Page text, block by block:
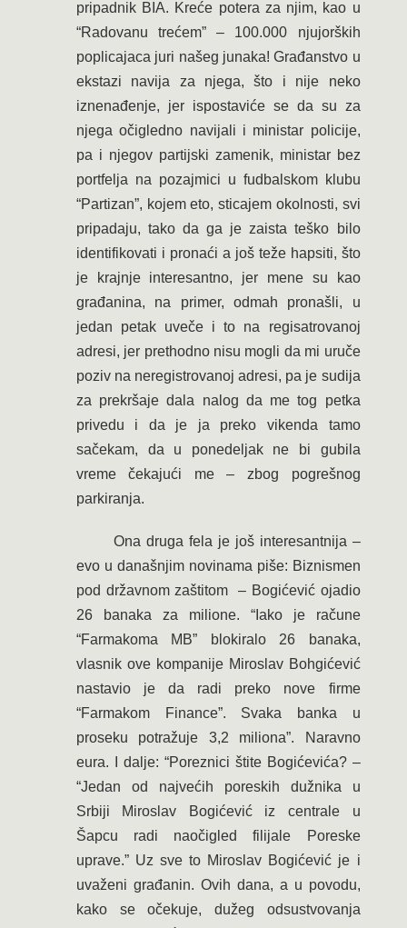
pripadnik BIA. Kreće potera za njim, kao u
“Radovanu trećem” – 100.000 njujorških
poplicajaca juri našeg junaka! Građanstvo u
ekstazi navija za njega, što i nije neko
iznenađenje, jer ispostaviće se da su za
njega očigledno navijali i ministar policije,
pa i njegov partijski zamenik, ministar bez
portfelja na pozajmici u fudbalskom klubu
“Partizan”, kojem eto, sticajem okolnosti, svi
pripadaju, tako da ga je zaista teško bilo
identifikovati i pronaći a još teže hapsiti, što
je krajnje interesantno, jer mene su kao
građanina, na primer, odmah pronašli, u
jedan petak uveče i to na regisatrovanoj
adresi, jer prethodno nisu mogli da mi uruče
poziv na neregistrovanoj adresi, pa je sudija
za prekršaje dala nalog da me tog petka
privedu i da je ja preko vikenda tamo
sačekam, da u ponedeljak ne bi gubila
vreme čekajući me – zbog pogrešnog
parkiranja.
Ona druga fela je još interesantnija –
evo u današnjim novinama piše: Biznismen
pod državnom zaštitom – Bogićević ojadio
26 banaka za milione. “Iako je račune
“Farmakoma MB” blokiralo 26 banaka,
vlasnik ove kompanije Miroslav Bohgićević
nastavio je da radi preko nove firme
“Farmakom Finance”. Svaka banka u
proseku potražuje 3,2 miliona”. Naravno
eura. I dalje: “Poreznici štite Bogićevića? –
“Jedan od najvećih poreskih dužnika u
Srbiji Miroslav Bogićević iz centrale u
Šapcu radi naočigled filijale Poreske
uprave.” Uz sve to Miroslav Bogićević je i
uvaženi građanin. Ovih dana, a u povodu,
kako se očekuje, dužeg odsustvovanja